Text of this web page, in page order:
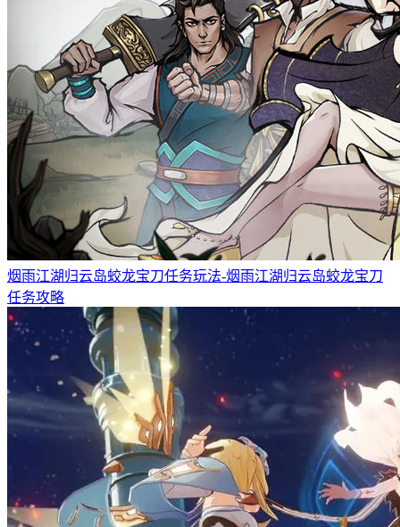
烟雨江湖归云岛蛟龙宝刀任务玩法-烟雨江湖归云岛蛟龙宝刀
任务攻略